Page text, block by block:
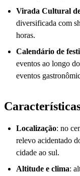
Virada Cultural
diversificada com
horas.
Calendário de
eventos ao longo
eventos
Localização: no
relevo acidentado
cidade ao sul.
Altitude e clima: